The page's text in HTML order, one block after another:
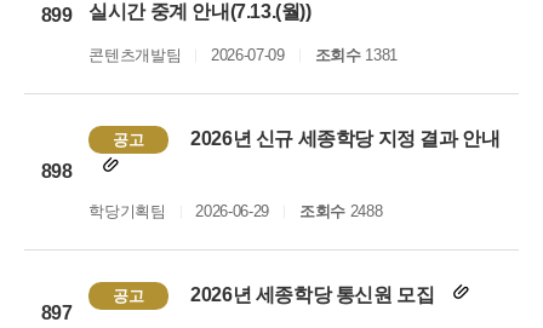
899
실시간 중계 안내(7.13.(월))
콘텐츠개발팀 2026-07-09 조회수1381
898
공고 2026년 신규 세종학당 지정 결과 안내
학당기획팀 2026-06-29 조회수2488
897
공고 2026년 세종학당 통신원 모집